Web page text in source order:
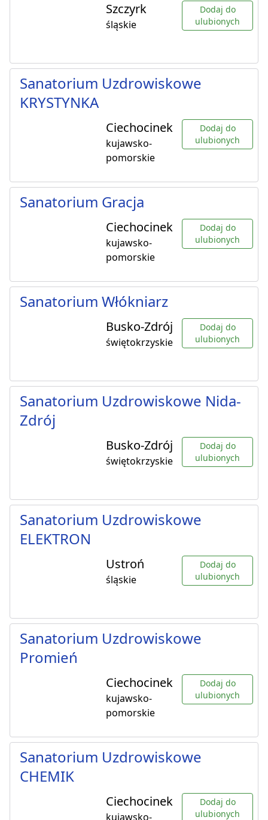
Szczyrk
śląskie
Dodaj do
ulubionych
Sanatorium Uzdrowiskowe
KRYSTYNKA
Ciechocinek
kujawsko-
pomorskie
Dodaj do
ulubionych
Sanatorium Gracja
Ciechocinek
kujawsko-
pomorskie
Dodaj do
ulubionych
Sanatorium Włókniarz
Busko-Zdrój
świętokrzyskie
Dodaj do
ulubionych
Sanatorium Uzdrowiskowe Nida-
Zdrój
Busko-Zdrój
świętokrzyskie
Dodaj do
ulubionych
Sanatorium Uzdrowiskowe
ELEKTRON
Ustroń
śląskie
Dodaj do
ulubionych
Sanatorium Uzdrowiskowe
Promień
Ciechocinek
kujawsko-
pomorskie
Dodaj do
ulubionych
Sanatorium Uzdrowiskowe
CHEMIK
Ciechocinek
kujawsko-
Dodaj do
ulubionych